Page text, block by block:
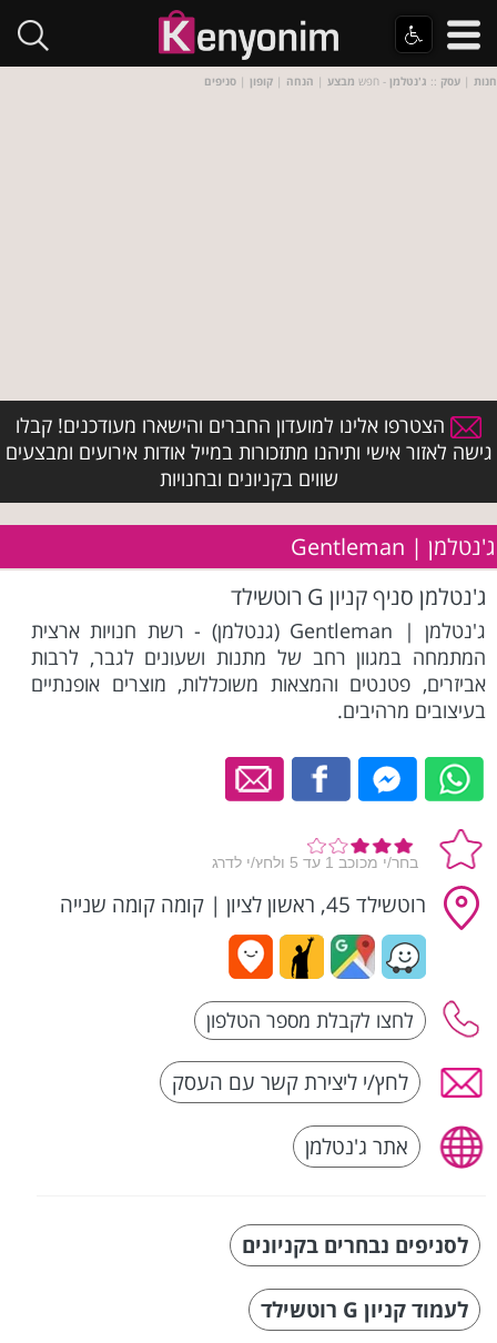
חנות | עסק :: ג'נטלמן - חפש מבצע | הנחה | קופון | סניפים
הצטרפו אלינו למועדון החברים והישארו מעודכנים! קבלו
גישה לאזור אישי ותיהנו מתזכורות במייל אודות אירועים ומבצעים
שווים בקניונים ובחנויות
ג'נטלמן | Gentleman
ג'נטלמן סניף קניון G רוטשילד
ג'נטלמן | Gentleman (גנטלמן) - רשת חנויות ארצית
המתמחה במגוון רחב של מתנות ושעונים לגבר, לרבות
אביזרים, פטנטים והמצאות משוכללות, מוצרים אופנתיים
בעיצובים מרהיבים.
רוטשילד 45, ראשון לציון | קומה קומה שנייה
לחץ/י ליצירת קשר עם העסק
אתר ג'נטלמן
לסניפים נבחרים בקניונים
לעמוד קניון G רוטשילד